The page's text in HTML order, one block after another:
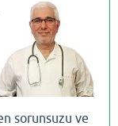
sorunsuzu ve